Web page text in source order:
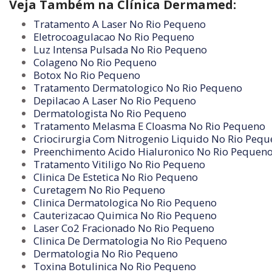
Veja Também na Clínica Dermamed:
Tratamento A Laser No Rio Pequeno
Eletrocoagulacao No Rio Pequeno
Luz Intensa Pulsada No Rio Pequeno
Colageno No Rio Pequeno
Botox No Rio Pequeno
Tratamento Dermatologico No Rio Pequeno
Depilacao A Laser No Rio Pequeno
Dermatologista No Rio Pequeno
Tratamento Melasma E Cloasma No Rio Pequeno
Criocirurgia Com Nitrogenio Liquido No Rio
Preenchimento Acido Hialuronico No Rio Pequeno
Tratamento Vitiligo No Rio Pequeno
Clinica De Estetica No Rio Pequeno
Curetagem No Rio Pequeno
Clinica Dermatologica No Rio Pequeno
Cauterizacao Quimica No Rio Pequeno
Laser Co2 Fracionado No Rio Pequeno
Clinica De Dermatologia No Rio Pequeno
Dermatologia No Rio Pequeno
Toxina Botulinica No Rio Pequeno